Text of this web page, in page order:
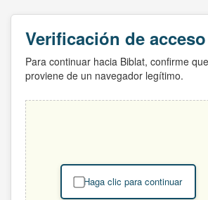
Verificación de acceso
Para continuar hacia Biblat, confirme
proviene de un navegador legítimo.
Haga clic para continuar